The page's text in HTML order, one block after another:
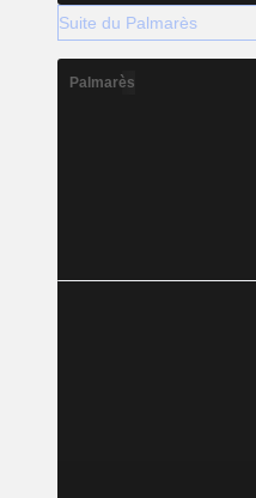
Suite du Palmarès
Palmarès